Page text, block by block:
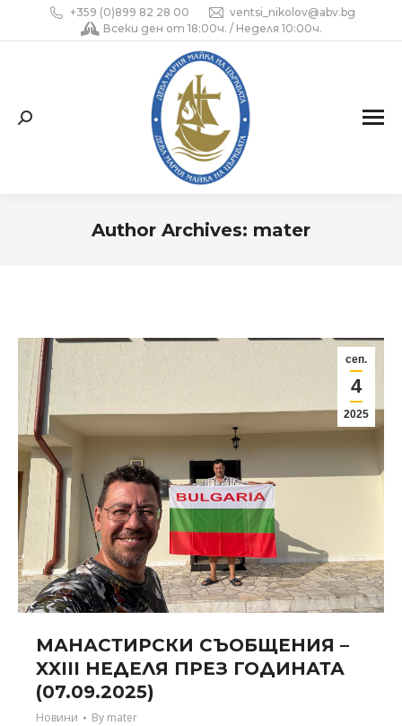
+359 (0)899 82 28 00
ventsi_nikolov@abv.bg
Всеки ден от 18:00ч. / Неделя 10:00ч.
Search:
Author Archives: mater
сеп.
4
2025
МАНАСТИРСКИ СЪОБЩЕНИЯ –
XXIII НЕДЕЛЯ ПРЕЗ ГОДИНАТА
(07.09.2025)
Новини By mater